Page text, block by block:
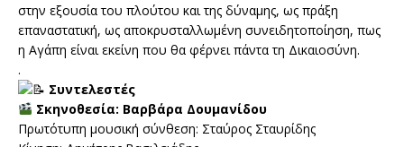
στην εξουσία του πλούτου και της δύναμης, ως πράξη
επαναστατική, ως αποκρυσταλλωμένη συνειδητοποίηση, πως
η Αγάπη είναι εκείνη που θα φέρνει πάντα τη Δικαιοσύνη.
.
Συντελεστές
Σκηνοθεσία: Βαρβάρα Δουμανίδου
Πρωτότυπη μουσική σύνθεση: Σταύρος Σταυρίδης